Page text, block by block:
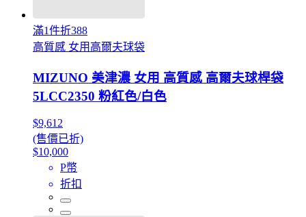
滿1件折388
高質感 女用高爾夫球袋
MIZUNO 美津濃 女用 高質感 高爾夫球桿袋
5LCC2350 粉紅色/白色
$9,612
(售價已折)
$10,000
P幣
折扣